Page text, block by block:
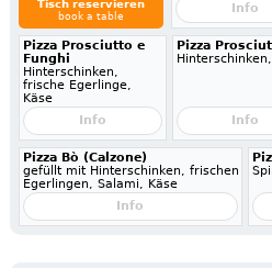
Tisch reservieren
book a table
Info
Pizza Prosciutto e
Funghi
Hinterschinken,
frische Egerlinge,
Käse
Info
Pizza
Info
Pizza Bò (Calzone)
gefüllt mit Hinterschinken, frischen
Egerlingen, Salami, Käse
Info